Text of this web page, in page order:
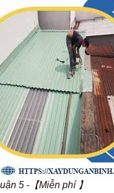
5 -【Miễn phí 】